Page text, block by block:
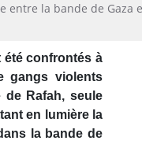
la bande de Gaza
été confrontés à
gangs violents
Rafah, seule
en lumière la
la bande de